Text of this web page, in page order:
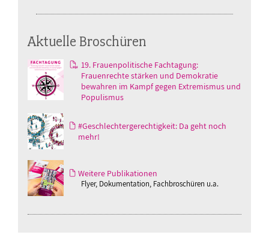
Aktuelle Broschüren
19. Frauenpolitische Fachtagung:
Frauenrechte stärken und Demokratie
bewahren im Kampf gegen Extremismus und
Populismus
#Geschlechtergerechtigkeit: Da geht noch
mehr!
Weitere Publikationen
Flyer, Dokumentation, Fachbroschüren u.a.